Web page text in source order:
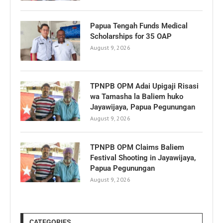
Papua Tengah Funds Medical
Scholarships for 35 OAP
August 9, 2026
TPNPB OPM Adai Upigaji Risasi
wa Tamasha la Baliem huko
Jayawijaya, Papua Pegunungan
August 9, 2026
TPNPB OPM Claims Baliem
Festival Shooting in Jayawijaya,
Papua Pegunungan
August 9, 2026